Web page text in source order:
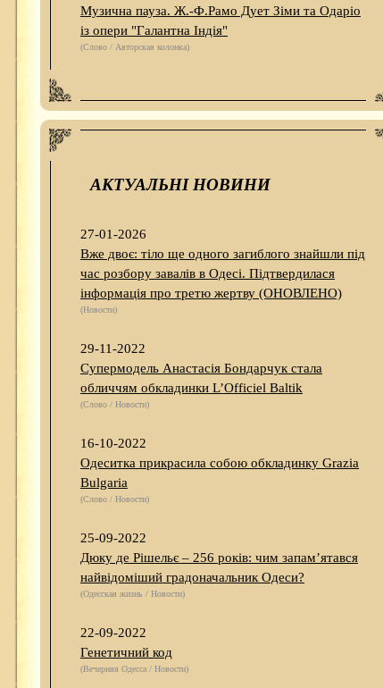
Музична пауза. Ж.-Ф.Рамо Дует Зіми та Одаріо
із опери "Галантна Індія"
(Слово / Авторская колонка)
АКТУАЛЬНІ НОВИНИ
27-01-2026
Вже двоє: тіло ще одного загиблого знайшли під
час розбору завалів в Одесі. Підтвердилася
інформація про третю жертву (ОНОВЛЕНО)
(Новости)
29-11-2022
Супермодель Анастасія Бондарчук стала
обличчям обкладинки L’Officiel Baltik
(Слово / Новости)
16-10-2022
Одеситка прикрасила собою обкладинку Grazia
Bulgaria
(Слово / Новости)
25-09-2022
Дюку де Рішельє – 256 років: чим запам’ятався
найвідоміший градоначальник Одеси?
(Одесская жизнь / Новости)
22-09-2022
Генетичний код
(Вечерняя Одесса / Новости)